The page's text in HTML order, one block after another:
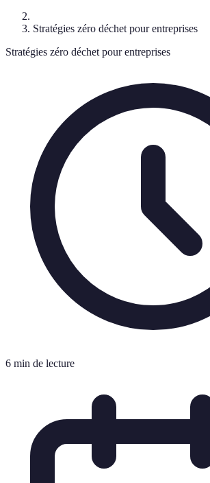
Stratégies zéro déchet pour entreprises
Stratégies zéro déchet pour entreprises
6 min de lecture